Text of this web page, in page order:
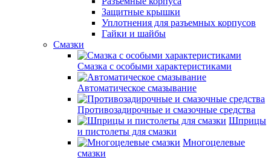
Защитные крышки
Уплотнения для разъемных корпусов
Гайки и шайбы
Смазки
Смазка с особыми характеристиками
Автоматическое смазывание
Противозадирочные и смазочные средства
Шприцы
и пистолеты для смазки
Многоцелевые
смазки